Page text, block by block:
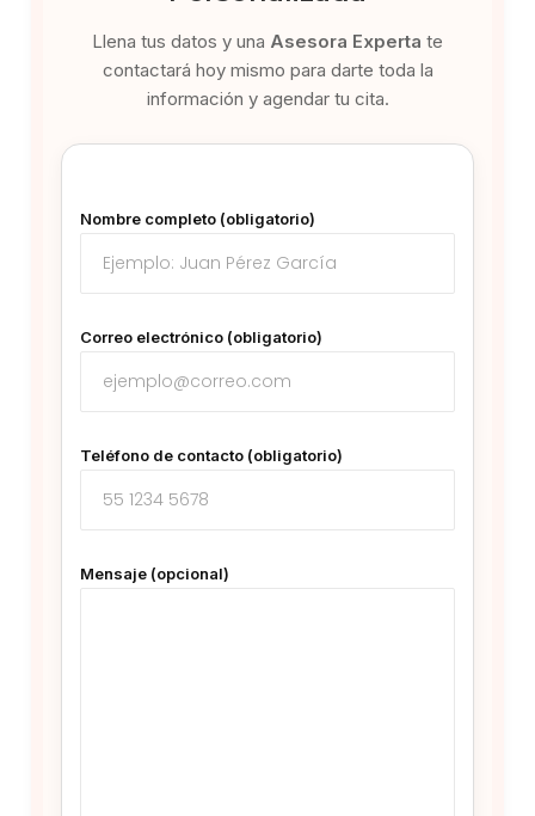
Llena tus datos y una Asesora Experta te
contactará hoy mismo para darte toda la
información y agendar tu cita.
Nombre completo (obligatorio)
Correo electrónico (obligatorio)
Teléfono de contacto (obligatorio)
Mensaje (opcional)